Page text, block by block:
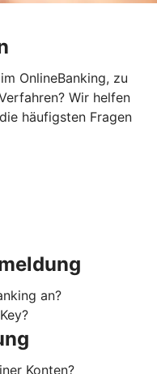
OnlineBanking, zu
Wir helfen
häufigsten Fragen
an?
Konten?